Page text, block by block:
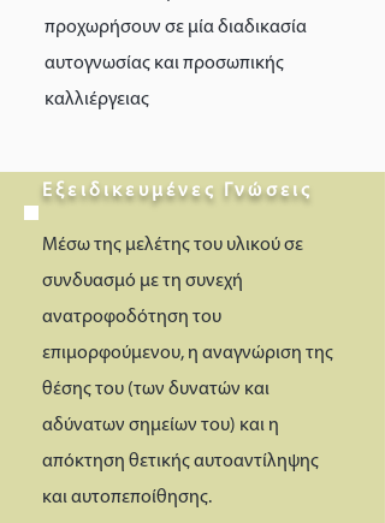
προχωρήσουν σε μία διαδικασία
αυτογνωσίας και προσωπικής
καλλιέργειας
Εξειδικευμένες Γνώσεις
Μέσω της μελέτης του υλικού σε
συνδυασμό με τη συνεχή
ανατροφοδότηση του
επιμορφούμενου, η αναγνώριση της
θέσης του (των δυνατών και
αδύνατων σημείων του) και η
απόκτηση θετικής αυτοαντίληψης
και αυτοπεποίθησης.